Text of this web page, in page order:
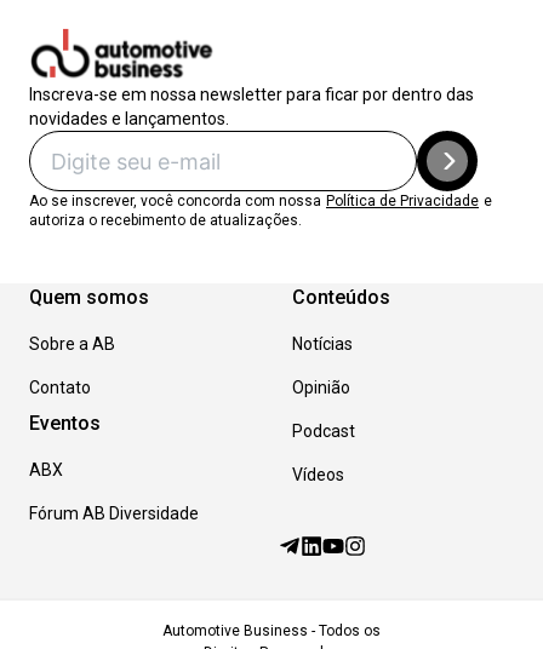
Inscreva-se em nossa newsletter para ficar por dentro das
novidades e lançamentos.
Ao se inscrever, você concorda com nossa Política de Privacidade e
autoriza o recebimento de atualizações.
Quem somos
Sobre a AB
Contato
Eventos
ABX
Fórum AB Diversidade
Conteúdos
Notícias
Opinião
Podcast
Vídeos
Automotive Business - Todos os